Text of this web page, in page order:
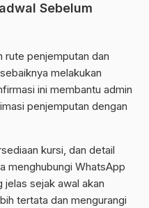
Sebelum
rute penjemputan dan
melakukan
ini membantu admin
penjemputan dengan
kursi, dan detail
menghubungi WhatsApp
jelas sejak awal akan
tertata dan mengurangi